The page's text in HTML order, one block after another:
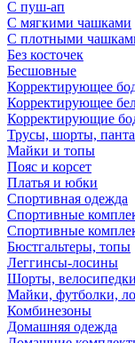
С пуш-ап
С мягкими чашками
С плотными
Без косточек
Бесшовные
Корректирующее
Корректирующее
Корректирующие
Трусы, шорты,
Майки и топы
Пояс и корсет
Платья и юбки
Спортивная одежда
Спортивные
Спортивные
Бюстгальтеры, топы
Леггинсы-лосины
Шорты, велосипедки
Майки, футболки,
Комбинезоны
Домашняя одежда